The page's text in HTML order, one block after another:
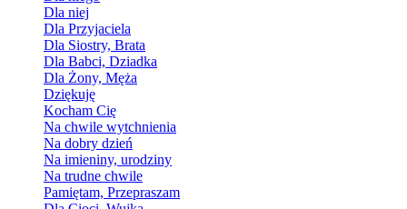
Dla niej
Dla Przyjaciela
Dla Siostry, Brata
Dla Babci, Dziadka
Dla Żony, Męża
Dziękuję
Kocham Cię
Na chwile wytchnienia
Na dobry dzień
Na imieniny, urodziny
Na trudne chwile
Pamiętam, Przepraszam